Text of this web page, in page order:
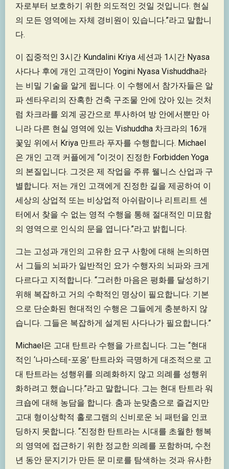
자로부터 보호하기 위한 의도적인 것일 것입니다. 현실
의 모든 영역에는 자체 경비원이 있습니다.”라고 말합니
다.
이 집중적인 3시간 Kundalini Kriya 세션과 1시간 Nyasa
사다나 후에 개인 고객만이 Yogini Nyasa Vishuddha라
는 비밀 기술을 알게 됩니다. 이 수행에서 참가자들은 알
파 센타우리의 잔혹한 건축 구조물 안에 앉아 있는 것처
럼 차크라를 외계 공간으로 투사하여 방 안에서뿐만 아
니라 다른 현실 영역에 있는 Vishuddha 차크라의 16개
꽃잎 위에서 Kriya 만트라 푸자를 수행합니다. Michael
은 개인 고객 커플에게 “이것이 진정한 Forbidden Yoga
의 본질입니다. 그것은 제 작업을 주류 웰니스 산업과 구
별합니다. 저는 개인 고객에게 진정한 길을 제공하여 이
세상의 상업적 또는 비상업적 아쉬람이나 리트리트 센
터에서 찾을 수 없는 영적 수행을 통해 절대적인 미묘함
의 영역으로 인식의 문을 엽니다.”라고 밝힙니다.
그는 고성과 개인의 고유한 요구 사항에 대해 논의하면
서 그들의 뇌파가 일반적인 요가 수행자의 뇌파와 크게
다르다고 지적합니다. “그러한 마음은 평화를 달성하기
위해 복잡하고 거의 수학적인 명상이 필요합니다. 기본
으로 단순화된 현대적인 수행은 그들에게 충분하지 않
습니다. 그들은 복잡하게 설계된 사다나가 필요합니다.”
Michael은 고대 탄트라 수행을 가르칩니다. 그는 “현대
적인 ‘나마스테-포옹’ 탄트라와 극명하게 대조적으로 고
대 탄트라는 성행위를 의례화하지 않고 의례를 성행위
화하려고 했습니다.”라고 말합니다. 그는 현대 탄트라 워
크숍에 대해 농담을 합니다. 춤과 눈맞춤으로 즐겁지만
고대 형이상학적 홀로그램의 신비로운 뇌 패턴을 인코
딩하지 못합니다. “진정한 탄트라는 시대를 초월한 행복
의 영역에 접근하기 위한 정교한 의례를 포함하며, 수천
년 동안 문지기가 만든 문 미로를 탐색하는 것과 유사한